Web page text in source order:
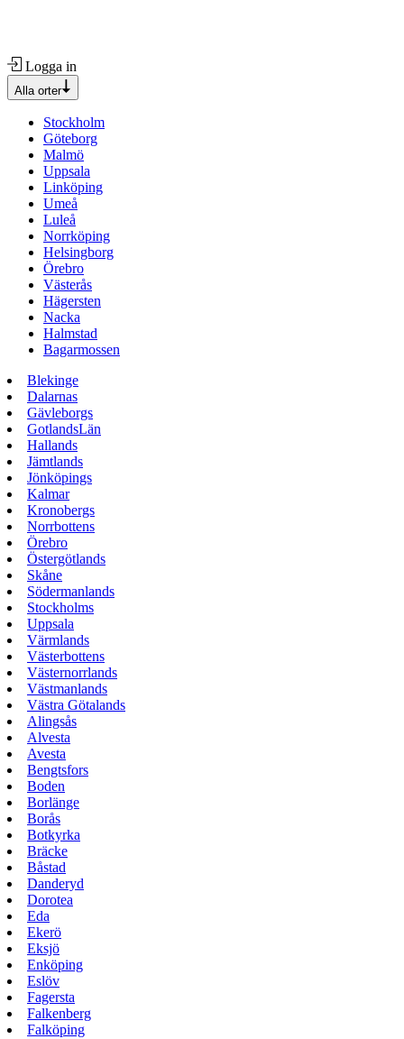
Logga in
Alla orter
Stockholm
Göteborg
Malmö
Uppsala
Linköping
Umeå
Luleå
Norrköping
Helsingborg
Örebro
Västerås
Hägersten
Nacka
Halmstad
Bagarmossen
Blekinge
Dalarnas
Gävleborgs
GotlandsLän
Hallands
Jämtlands
Jönköpings
Kalmar
Kronobergs
Norrbottens
Örebro
Östergötlands
Skåne
Södermanlands
Stockholms
Uppsala
Värmlands
Västerbottens
Västernorrlands
Västmanlands
Västra Götalands
Alingsås
Alvesta
Avesta
Bengtsfors
Boden
Borlänge
Borås
Botkyrka
Bräcke
Båstad
Danderyd
Dorotea
Eda
Ekerö
Eksjö
Enköping
Eslöv
Fagersta
Falkenberg
Falköping